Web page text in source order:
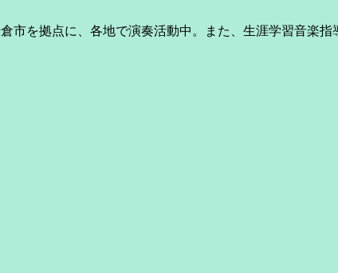
市を拠点に、各地で演奏活動中。また、生涯学習音楽